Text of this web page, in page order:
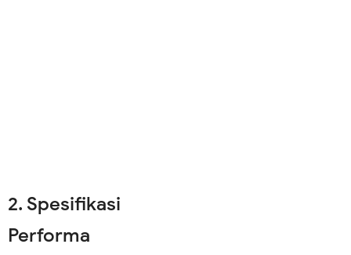
2. Spesifikasi
Performa